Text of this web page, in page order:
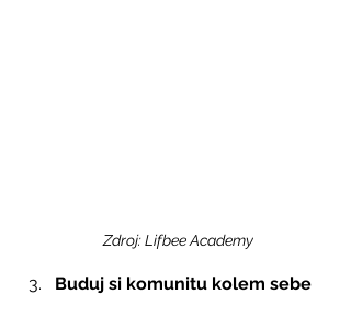
Zdroj: Lifbee Academy
Buduj si komunitu kolem sebe